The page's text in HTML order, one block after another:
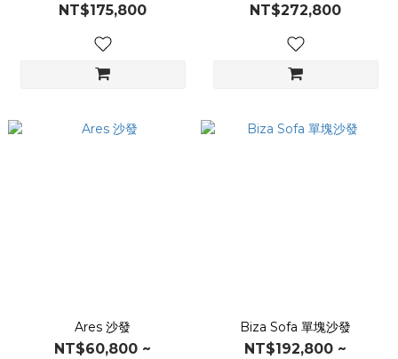
NT$175,800
NT$272,800
Ares 沙發
NT$60,800 ~
Biza Sofa 單塊沙發
NT$192,800 ~